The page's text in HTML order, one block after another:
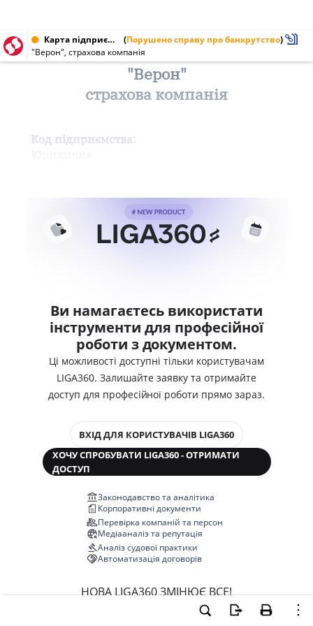
Карта підприємства від 15.03.1997 (Порушено справу про банкрутство)
"Верон", страхова компанія
"Верон"
страхова компанія
Код підприємства:
Ви намагаєтесь використати
інструменти для професійної
роботи з документом.
Ці можливості доступні тільки користувачам
LIGA360. Залишайте заявку та отримайте
доступ для професійної роботи прямо зараз.
ВХІД ДЛЯ КОРИСТУВАЧІВ LIGA360
ХОЧУ СПРОБУВАТИ LIGA360 - ОТРИМАТИ
ДОСТУП
Законодавство та аналітика
Корпоративні документи
Перевірка компаній та персон
Медіааналіз та репутація
Аналіз судової практики
Автоматизація договорів
НОВА LIGA360 ЗМІНЮЄ ВСЕ!